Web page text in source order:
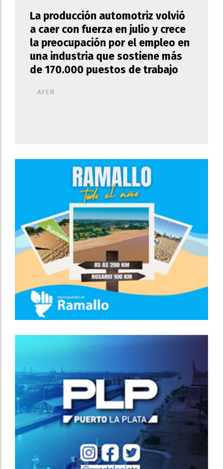
La producción automotriz volvió
a caer con fuerza en julio y crece
la preocupación por el empleo en
una industria que sostiene más
de 170.000 puestos de trabajo
AYER